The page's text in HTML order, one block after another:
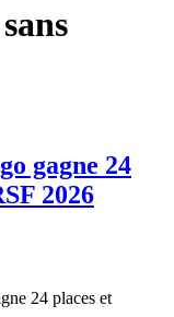
gagne 24
2026
24 places et